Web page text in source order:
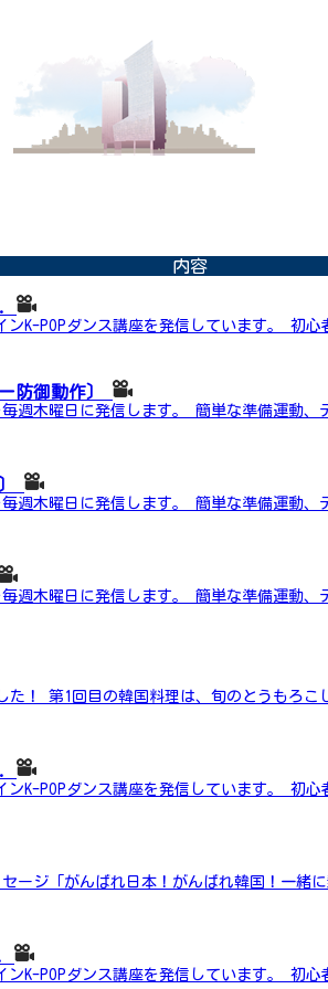
内容
ンK-POPダンス講座を発信しています。 初
防御動作〕
週木曜日に発信します。 簡単な準備運動
週木曜日に発信します。 簡単な準備運動
週木曜日に発信します。 簡単な準備運動
た！ 第1回目の韓国料理は、旬のとうもろ
ンK-POPダンス講座を発信しています。 初
ージ「がんばれ日本！がんばれ韓国！一
ンK-POPダンス講座を発信しています。 初